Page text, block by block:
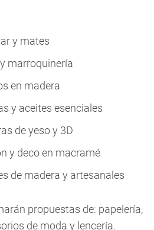
y mates
marroquinería
en madera
y aceites esenciales
de yeso y 3D
y deco en macramé
de madera y artesanales
propuestas de: papelería,
de moda y lencería.